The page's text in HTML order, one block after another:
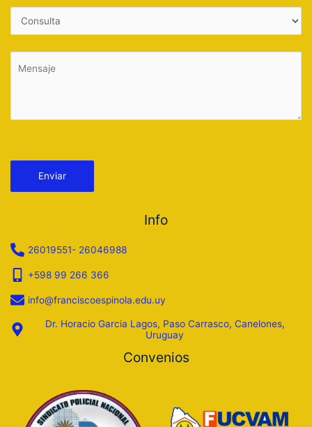
Info
26019551- 26046988
+598 99 266 366
info@franciscoespinola.edu.uy
Dr. Horacio Garcia Lagos, Paso Carrasco, Canelones,
Uruguay
Convenios